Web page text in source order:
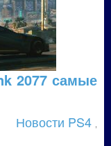
2077 самые
Новости PS4